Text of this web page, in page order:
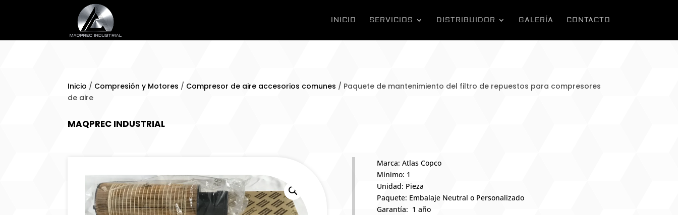
INICIO SERVICIOS DISTRIBUIDOR GALERÍA CONTACTO
Inicio / Compresión y Motores / Compresor de aire accesorios comunes / Paquete de mantenimiento del filtro de repuestos para compresores
de aire
MAQPREC INDUSTRIAL
Marca: Atlas Copco
Mínimo: 1
Unidad: Pieza
Paquete: Embalaje Neutral o Personalizado
Garantía: 1 año